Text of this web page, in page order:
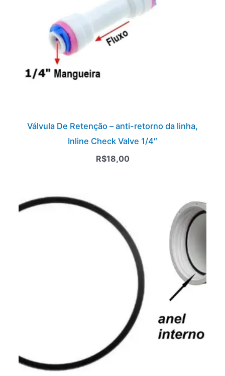
Válvula De Retenção – anti-retorno da linha,
Inline Check Valve 1/4″
R$18,00